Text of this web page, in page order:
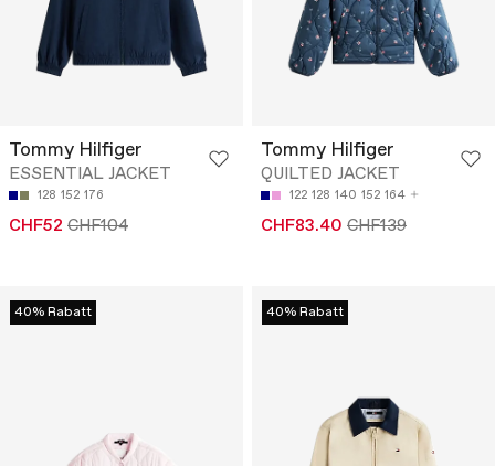
Tommy Hilfiger
ESSENTIAL JACKET
128 152 176
CHF52 CHF104
Tommy Hilfiger
QUILTED JACKET
122 128 140 152 164
CHF83.40 CHF139
40% Rabatt 40% Rabatt